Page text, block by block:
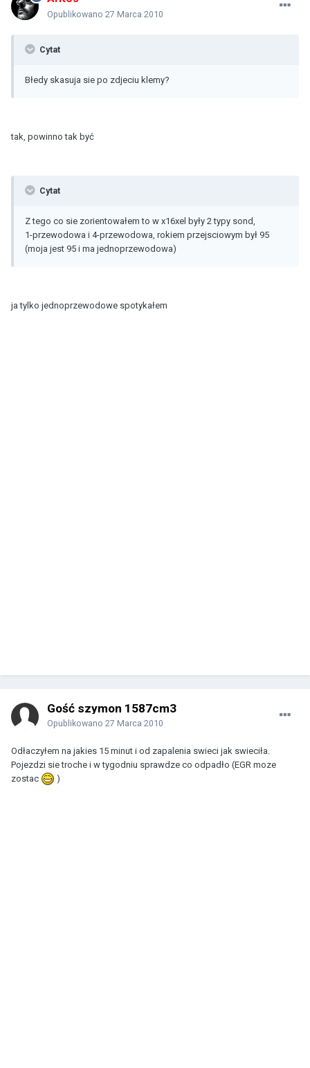
Opublikowano 27 Marca 2010
Cytat
Błedy skasuja sie po zdjeciu klemy?
tak, powinno tak być
Cytat
Z tego co sie zorientowałem to w x16xel były 2 typy sond,
1-przewodowa i 4-przewodowa, rokiem przejsciowym był 95
(moja jest 95 i ma jednoprzewodowa)
ja tylko jednoprzewodowe spotykałem
Gość szymon 1587cm3
Opublikowano 27 Marca 2010
Odłaczyłem na jakies 15 minut i od zapalenia swieci jak swieciła.
Pojezdzi sie troche i w tygodniu sprawdze co odpadło (EGR moze
zostac
)